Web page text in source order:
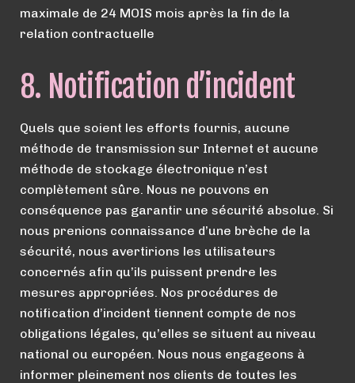
maximale de 24 MOIS mois après la fin de la
relation contractuelle
8. Notification d’incident
Quels que soient les efforts fournis, aucune
méthode de transmission sur Internet et aucune
méthode de stockage électronique n’est
complètement sûre. Nous ne pouvons en
conséquence pas garantir une sécurité absolue. Si
nous prenions connaissance d’une brèche de la
sécurité, nous avertirions les utilisateurs
concernés afin qu’ils puissent prendre les
mesures appropriées. Nos procédures de
notification d’incident tiennent compte de nos
obligations légales, qu’elles se situent au niveau
national ou européen. Nous nous engageons à
informer pleinement nos clients de toutes les